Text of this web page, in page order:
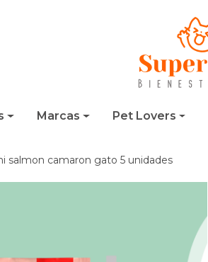
Marcas Pet Lovers
salmon camaron gato 5 unidades